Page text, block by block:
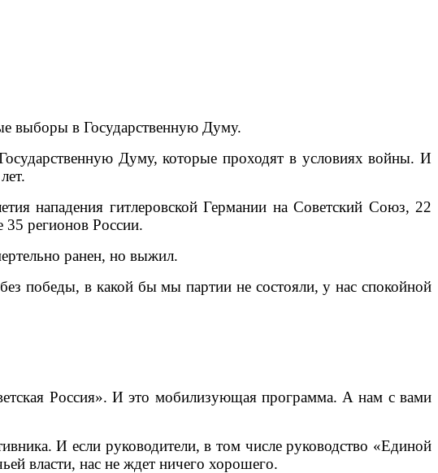
выборы в Государственную Думу.
Думу, которые проходят в условиях войны. И
нападения гитлеровской Германии на Советский Союз, 22
регионов России.
ранен, но выжил.
победы, в какой бы мы партии не состояли, у нас спокойной
Россия». И это мобилизующая программа. А нам с вами
И если руководители, в том числе руководство «Единой
власти, нас не ждет ничего хорошего.